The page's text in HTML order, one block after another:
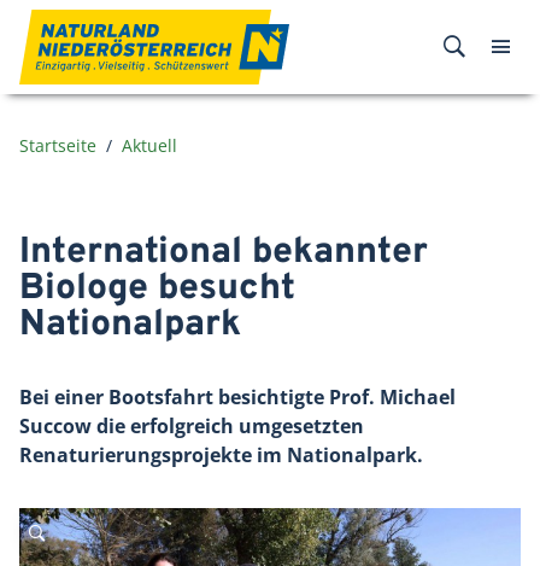
Zum Inhalt
Startseite Aktuell
International bekannter
Biologe besucht
Nationalpark
Bei einer Bootsfahrt besichtigte Prof. Michael
Succow die erfolgreich umgesetzten
Renaturierungsprojekte im Nationalpark.